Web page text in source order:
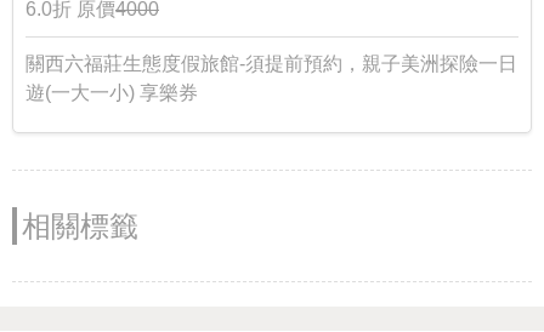
6.0折 原價4000
關西六福莊生態度假旅館-須提前預約，親子美洲探險一日
遊(一大一小) 享樂券
相關標籤